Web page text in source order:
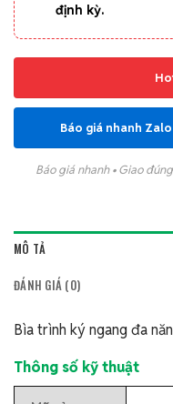
định kỳ.
Báo giá nhanh Zalo
Báo giá nhanh • Giao
MÔ TẢ
ĐÁNH GIÁ (0)
Bìa trình ký ngang đa
Thông số kỹ thuật